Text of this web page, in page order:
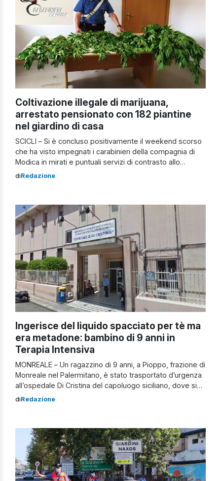
Coltivazione illegale di marijuana,
arrestato pensionato con 182 piantine
nel giardino di casa
SCICLI – Si è concluso positivamente il weekend scorso
che ha visto impegnati i carabinieri della compagnia di
Modica in mirati e puntuali servizi di contrasto allo
spaccio di sostanze stupefacenti, fenomeno che, in
militari della Stazione carabinieri di Donnalucata, […]
diRedazione
Ingerisce del liquido spacciato per tè ma
era metadone: bambino di 9 anni in
Terapia Intensiva
MONREALE – Un ragazzino di 9 anni, a Pioppo, frazione di
Monreale nel Palermitano, è stato trasportato d’urgenza
all’ospedale Di Cristina del capoluogo siciliano, dove si
trova ricoverato nel reparto di Terapia Intensiva, dopo
indagando la Procura che avrebbe […]
diRedazione